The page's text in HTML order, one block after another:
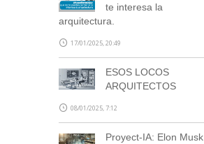
te interesa la
arquitectura.
17/01/2025, 20:49
ESOS LOCOS
ARQUITECTOS
08/01/2025, 7:12
Proyect-IA: Elon Musk